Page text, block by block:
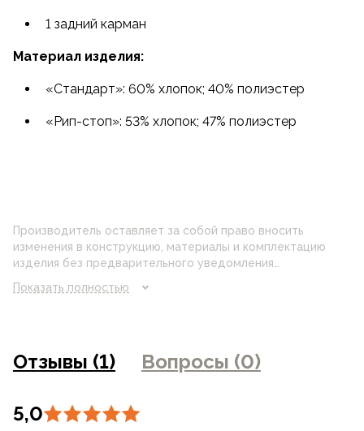
1 задний карман
Материал изделия:
«Стандарт»: 60% хлопок; 40% полиэстер
«Рип-стоп»: 53% хлопок; 47% полиэстер
Производитель оставляет за собой право вносить
изменения в конструкцию, материалы и комплектацию
изделия без предварительного уведомления
отличаться от реального цвета товара, что связано с
магазинах
Показать полностью
Отзывы (1) Вопросы (0)
5,0